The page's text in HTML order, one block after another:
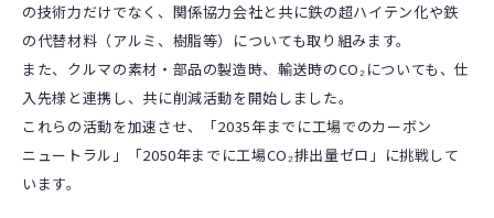
の技術力だけでなく、関係協力会社と共に鉄の超ハイテン化や鉄
の代替材料（アルミ、樹脂等）についても取り組みます。
また、クルマの素材・部品の製造時、輸送時のCO₂についても、仕
入先様と連携し、共に削減活動を開始しました。
これらの活動を加速させ、「2035年までに工場でのカーボン
ニュートラル」「2050年までに工場CO₂排出量ゼロ」に挑戦して
います。